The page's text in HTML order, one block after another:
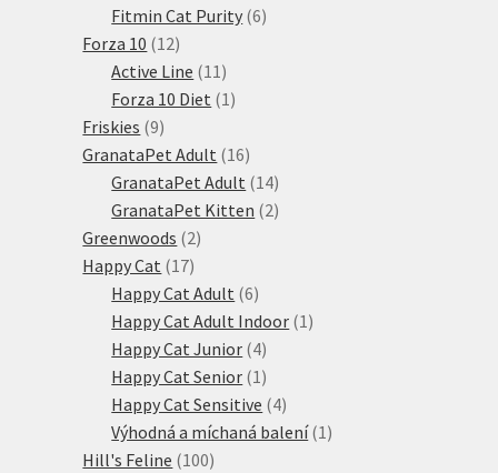
Fitmin Cat Purity 66
Forza 10 1212
produktů
Active Line 11 11
produktů
Forza 10 Diet 1 1
Friskies 99
produktů
GranataPet Adult 1616
produktů
GranataPet Adult 1414
produktů
GranataPet Kitten 22
Greenwoods 22
Happy Cat 1717
produktů
Happy Cat Adult 66
produktů
Happy Cat Adult Indoor 1 1
Happy Cat Junior 44
produkty
Happy Cat Senior 1 1
produkt
Happy Cat Sensitive 44
produkty
Výhodná a míchaná balení 1 1
Hill's Feline 100100